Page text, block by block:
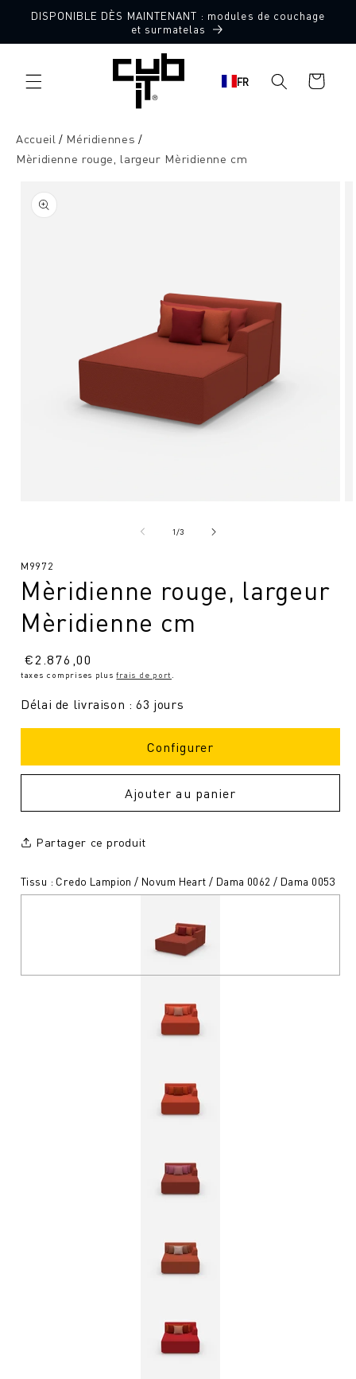
directement
DISPONIBLE DÈS MAINTENANT : modules de couchage
et surmatelas
FR
Panier
d'achat
Accueil
Méridiennes
Mèridienne rouge, largeur Mèridienne cm
sur le
produit
modal
1/de
3
Fabriqué en Allemagne 🖤
SKU
M9972
Mèridienne rouge, largeur
Mèridienne cm
Prix
normal
€2.876,00
taxes comprises plusfrais de port
Délai de livraison : 63 jours
Configurer
Ajouter au panier
Partager ce produit
Tissu : Credo Lampion / Novum Heart / Dama 0062 / Dama 0053